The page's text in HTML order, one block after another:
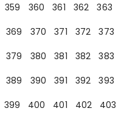
359 360 361 362
363
369 370 371 372
373
379 380 381 382
383
389 390 391 392
393
399 400 401 402
403